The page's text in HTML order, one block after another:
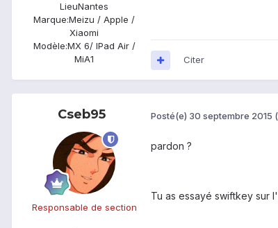
LieuNantes
Marque:Meizu / Apple /
Xiaomi
Modèle:MX 6/ IPad Air /
MiA1
Citer
Cseb95
Responsable de section
Posté(e) 30 septembre 2015
pardon ?
Tu as essayé swiftkey sur